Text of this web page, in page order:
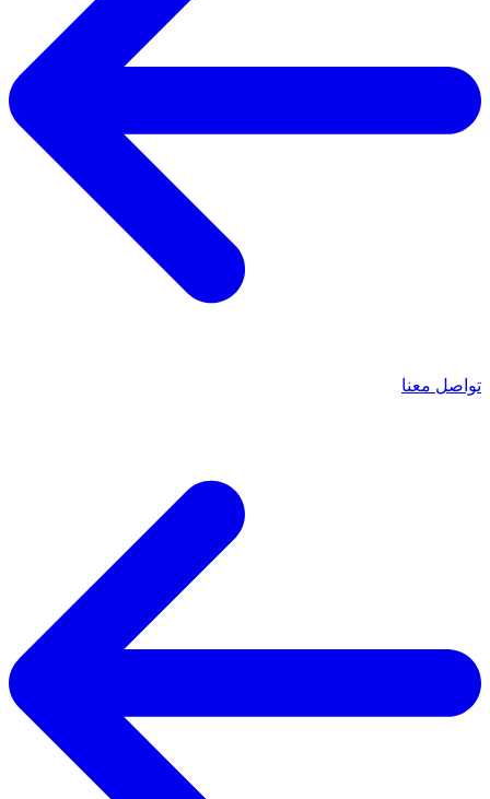
تواصل معنا